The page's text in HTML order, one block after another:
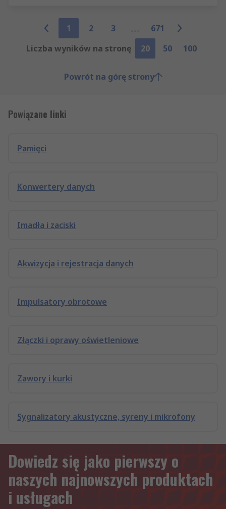
1 2 3
671
Liczba wyników na stronę
20 50 100
Powrót na górę strony
Powiązane linki
Pamięci
Konwertery danych
Imadła i zaciski
Akwizycja i rejestracja danych
Impulsatory obrotowe
Złączki i oprawy oświetleniowe
Zawory i kurki
Sygnalizatory akustyczne, syreny i mikrofony
Dowiedz się jako pierwszy o
naszych najnowszych produktach
i usługach